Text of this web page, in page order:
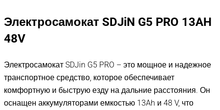
Электросамокат SDJiN G5 PRO 13AH
48V
Электросамокат SDJin G5 PRO – это мощное и надежное
транспортное средство, которое обеспечивает
комфортную и быструю езду на дальние расстояния. Он
оснащен аккумуляторами емкостью 13Ah и 48 V, что